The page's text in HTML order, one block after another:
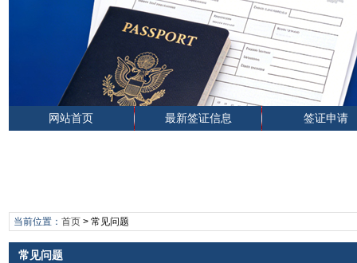
网站首页 最新签证信息 签证申请
当前位置： 首页> 常见问题
常见问题